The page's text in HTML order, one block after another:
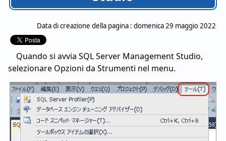
Data di creazione della pagina : domenica 29 maggio 2022
Quando si avvia SQL Server Management Studio,
selezionare Opzioni da Strumenti nel menu.